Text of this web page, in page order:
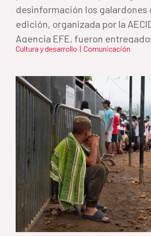
desinformación los galardones
edición, organizada por la
Agencia EFE, fueron
de...
Cultura y desarrollo | Comunicación